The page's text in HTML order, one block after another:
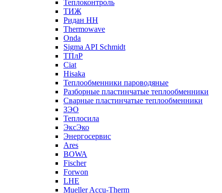
Теплоконтроль
ТИЖ
Ридан НН
Thermowave
Onda
Sigma API Schmidt
ТПлР
Ciat
Hisaka
Теплообменники пароводяные
Разборные пластинчатые теплообменники
Сварные пластинчатые теплообменники
ЗЭО
Теплосила
ЭксЭко
Энергосервис
Ares
BOWA
Fischer
Forwon
LHE
Mueller Accu-Therm